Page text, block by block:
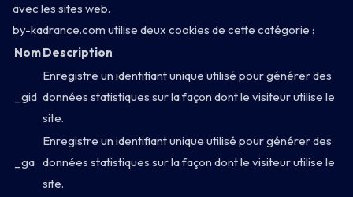
Agenda
avec les sites web.
by-kadrance.com utilise deux cookies de cette catégorie :
NomDescription
_gid
Enregistre un identifiant unique utilisé pour générer des
données statistiques sur la façon dont le visiteur utilise le
site.
_ga
Enregistre un identifiant unique utilisé pour générer des
données statistiques sur la façon dont le visiteur utilise le
site.